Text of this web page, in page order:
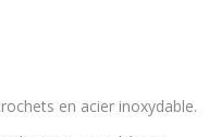
en acier inoxydable.